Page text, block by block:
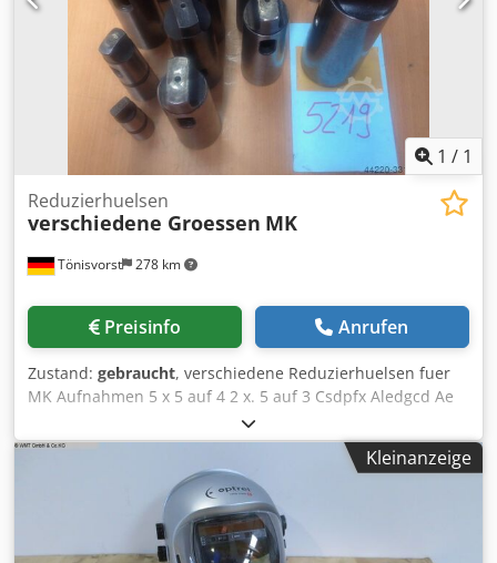
1 / 1
Tönisvorst 278 km
Reduzierhuelsen
verschiedene Groessen MK
Preisinfo Anrufen
Zustand: gebraucht, verschiedene Reduzierhuelsen fuer
MK Aufnahmen 5 x 5 auf 4 2 x. 5 auf 3 Csdpfx Aledgcd Ae
Rjha 1 x. 5 auf 2 1 x. 5 auf 1 1 x. 6 auf 4 1 x. 6 auf 5 1 x. 4
auf 3 1 x. 3 auf 2
Kleinanzeige